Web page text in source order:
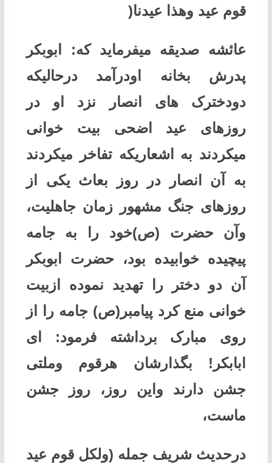
قوم عید وهذا عیدنا(
عائشه صدیقه میفرماید که: ابوبکر
پدرش بخانه اودرآمد درحالیکه
دودخترک های انصار نزد او در
روزهای عید اضحی بیت خوانی
میکردند به اشعاریکه تفاخر میکردند
به آن انصار در روز بعاث یکی از
روزهای جنگ مشهور زمان جاهلیت،
وآن حضرت (ص)خود را به جامه
پیچیده خوابیده بود، حضرت ابوبکر
آن دو دختر را تهدید نموده ازبیت
خوانی منع کرد پيامبر(ص) جامه را از
روی مبارک برداشته فرمود: ای
ابابکر! بگذارشان هرقوم وملتی
جشن دارند واین روز، روز جشن
ماست،
درحدیث شریف جمله (ولکل قوم عید